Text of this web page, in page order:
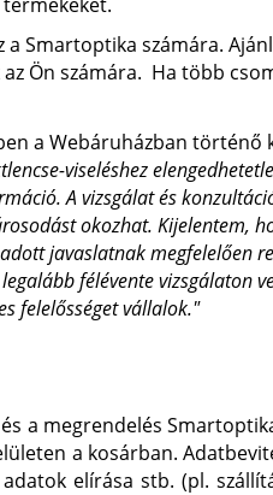
Smartoptika számára.
Ön számára. Ha több
a Webáruházban
viseléshez
A vizsgálat és
okozhat. Kijelentem,
javaslatnak megfelelően
félévente vizsgálaton
felelősséget vállalok."
a megrendelés
a kosárban.
elírása stb. (pl.